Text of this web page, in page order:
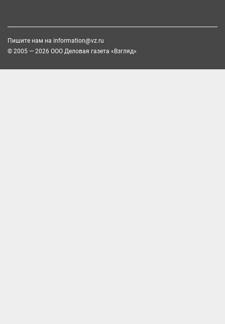
Пишите нам на information@vz.ru
© 2005 — 2026 ООО Деловая газета «Взгляд»